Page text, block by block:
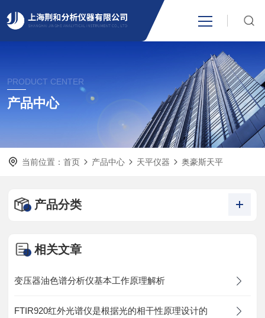
关于我们
新闻资讯
资料下载
在线留言
PRODUCT CENTER
产品中心
当前位置：首页 产品中心 天平仪器 奥豪斯天平
产品分类
相关文章
变压器油色谱分析仪基本工作原理解析
FTIR920红外光谱仪是根据光的相干性原理设计的